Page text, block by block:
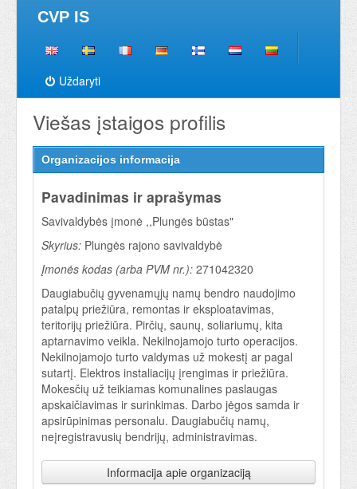
CVP IS
Uždaryti
Viešas įstaigos profilis
Organizacijos informacija
Pavadinimas ir aprašymas
Savivaldybės įmonė ,,Plungės būstas"
Skyrius: Plungės rajono savivaldybė
Įmonės kodas (arba PVM nr.): 271042320
Daugiabučių gyvenamųjų namų bendro naudojimo
patalpų priežiūra, remontas ir eksploatavimas,
teritorijų priežiūra. Pirčių, saunų, soliariumų, kita
aptarnavimo veikla. Nekilnojamojo turto operacijos.
Nekilnojamojo turto valdymas už mokestį ar pagal
sutartį. Elektros instaliacijų įrengimas ir priežiūra.
Mokesčių už teikiamas komunalines paslaugas
apskaičiavimas ir surinkimas. Darbo jėgos samda ir
apsirūpinimas personalu. Daugiabučių namų,
neįregistravusių bendrijų, administravimas.
Informacija apie organizaciją